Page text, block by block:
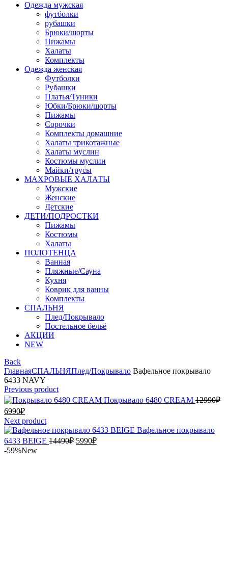
Одежда мужская
футболки
рубашки
Брюки/шорты
Пижамы
Халаты
Комплекты
Одежда женская
Футболки
Рубашки
Платья/Туники
Юбки/Брюки/шорты
Пижамы
Сорочки
Комплекты домашние
Халаты трикотажные
Халаты муслин
Костюмы муслин
Майки/трусы
МАХРОВЫЕ ХАЛАТЫ
Мужские
Женские
Детские
ДЕТИ/ПОДРОСТКИ
Пижамы
Костюмы
Халаты
ПОЛОТЕНЦА
Ванная
Пляжные/Сауна
Кухня
Коврик для ванны
Комплекты
СПАЛЬНЯ
Плед/Покрывало
Постельное бельё
АКЦИИ
NEW
Back
ГлавнаяСПАЛЬНЯПлед/Покрывало Вафельное покрывало
6433 NAVY
Previous product
Покрывало 6480 CREAM 12990₽
6990₽Текущая
цена:
6990₽.
Next product
Вафельное покрывало
6433 BEIGE 14490₽ Первоначальная
5990₽Текущая
-59%New